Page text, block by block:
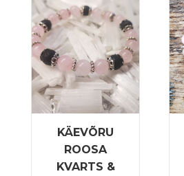
KÄEVÕRU
ROOSA
KVARTS &